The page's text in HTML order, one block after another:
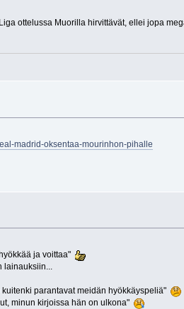
ottelussa Muorilla hirvittävät, ellei jopa
madrid-oksentaa-mourinhon-pihalle
ja voittaa"
lainauksiin...
parantavat meidän hyökkäyspeliä"
minun kirjoissa hän on ulkona"